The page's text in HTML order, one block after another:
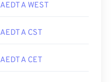
AEDT A WEST
AEDT A CST
AEDT A CET